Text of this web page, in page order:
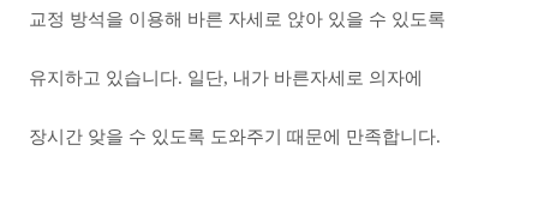
교정 방석을 이용해 바른 자세로 앉아 있을 수 있도록
유지하고 있습니다. 일단, 내가 바른자세로 의자에
장시간 앚을 수 있도록 도와주기 때문에 만족합니다.